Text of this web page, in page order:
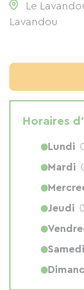
Le
Lavandou
Horaires
Lundi
Mardi
Jeudi
Samedi